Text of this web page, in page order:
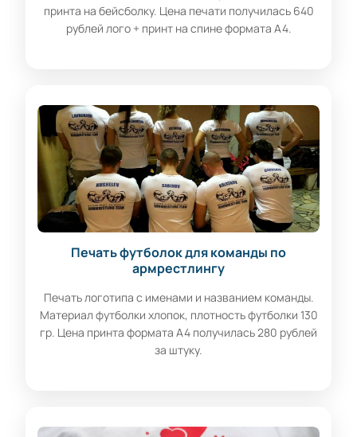
принта на бейсболку. Цена печати получилась 640
рублей лого + принт на спине формата А4.
Печать футболок для команды по
армрестлингу
Печать логотипа с именами и названием команды.
Материал футболки хлопок, плотность футболки 130
гр. Цена принта формата А4 получилась 280 рублей
за штуку.